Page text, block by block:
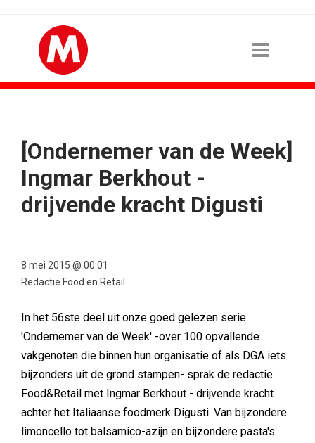
[Ondernemer van de Week]
Ingmar Berkhout -
drijvende kracht Digusti
8 mei 2015 @ 00:01
Redactie Food en Retail
In het 56ste deel uit onze goed gelezen serie
'Ondernemer van de Week' -over 100 opvallende
vakgenoten die binnen hun organisatie of als DGA iets
bijzonders uit de grond stampen- sprak de redactie
Food&Retail met Ingmar Berkhout - drijvende kracht
achter het Italiaanse foodmerk Digusti. Van bijzondere
limoncello tot balsamico-azijn en bijzondere pasta's: